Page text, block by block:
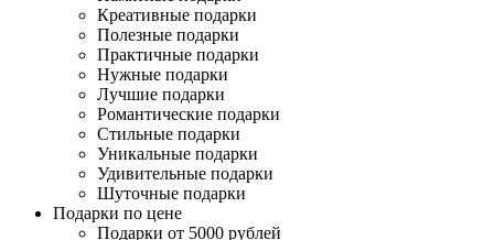
Креативные подарки
Полезные подарки
Практичные подарки
Нужные подарки
Лучшие подарки
Романтические подарки
Стильные подарки
Уникальные подарки
Удивительные подарки
Шуточные подарки
Подарки по цене
Подарки от 5000 рублей